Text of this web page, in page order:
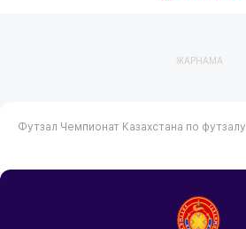
ЖАРНАМА
Футзал Чемпионат Казахстана по футзалу